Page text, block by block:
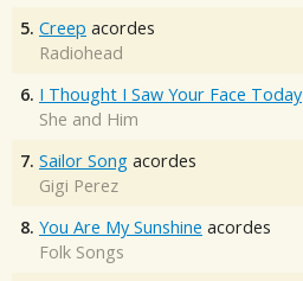
5. Creep acordes
Radiohead
6. I Thought I Saw Your Face Today
She and Him
7. Sailor Song acordes
Gigi Perez
8. You Are My Sunshine acordes
Folk Songs